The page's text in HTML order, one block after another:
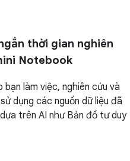
thời gian nghiên
Notebook
làm việc, nghiên cứu và
dụng các nguồn dữ liệu đã
trên AI như Bản đồ tư duy